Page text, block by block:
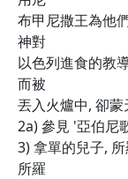
布甲尼撒王為他
神對
以色列進食的教
而被
丟入火爐中, 卻
2a) 參見 '亞伯尼
3) 拿單的兒子,
所羅